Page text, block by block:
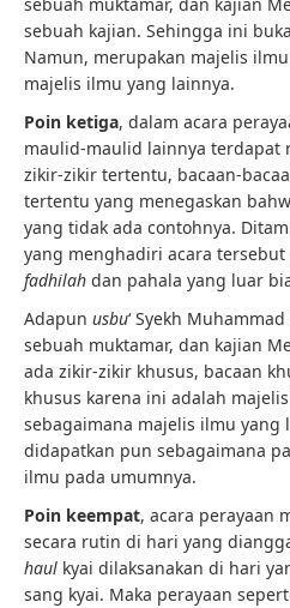
sebuah kajian. Sehingga ini
Namun, merupakan majelis
majelis ilmu yang lainnya.
Poin ketiga, dalam acara
maulid-maulid lainnya terdapat
zikir-zikir tertentu, bacaan-
tertentu yang menegaskan
yang tidak ada contohnya.
yang menghadiri acara tersebut
fadhilah dan pahala yang luar
Adapun usbu‘ Syekh
sebuah muktamar, dan kajian
ada zikir-zikir khusus, bacaan
khusus karena ini adalah
sebagaimana majelis ilmu yang
didapatkan pun sebagaimana
ilmu pada umumnya.
Poin keempat, acara perayaan
secara rutin di hari yang
haul kyai dilaksanakan di hari
sang kyai. Maka perayaan